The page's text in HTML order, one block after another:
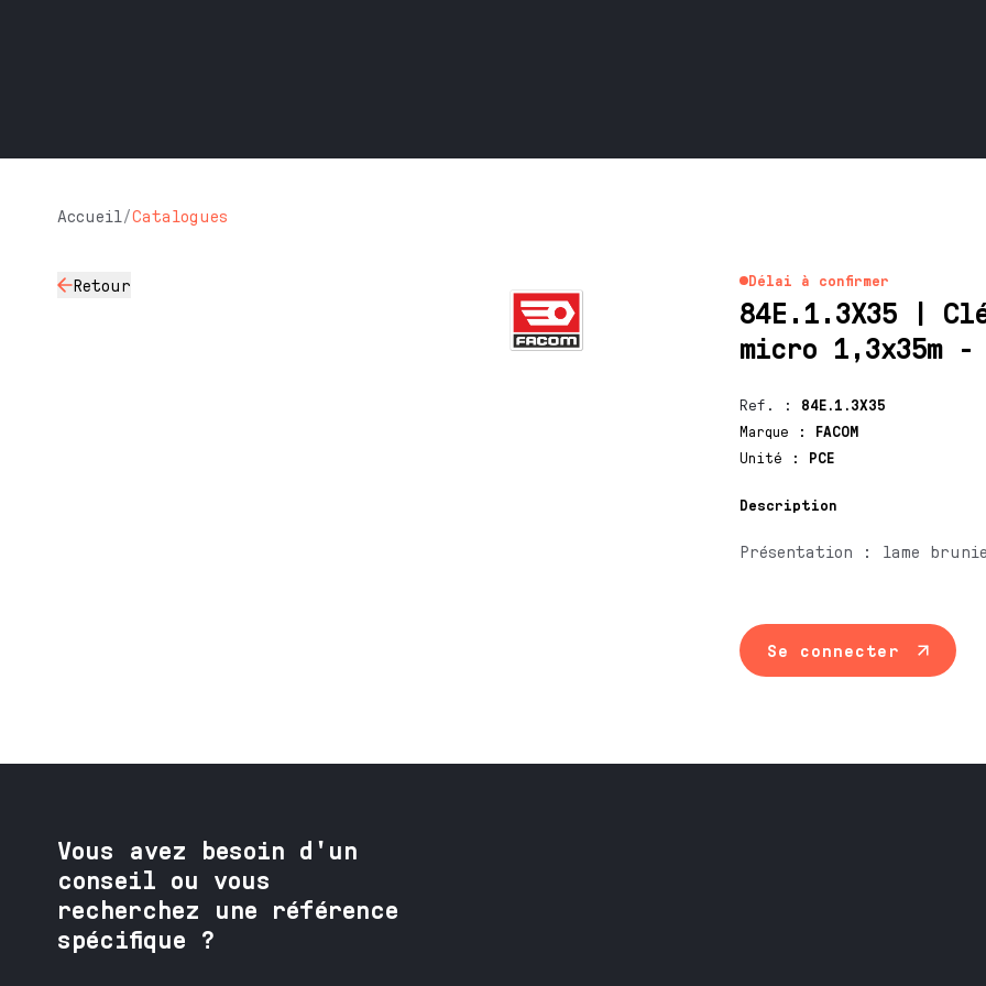
Accueil/Catalogues
Retour Délai à confirmer
84E.1.3X35 |
micro 1,3x35m -
Ref. : 84E.1.3X35
Marque
:
FACOM
Unité
: PCE
Description
Présentation : lame
Se connecter
Vous avez besoin d'un
conseil ou vous
recherchez une référence
spécifique ?